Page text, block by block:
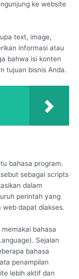
ke website
text, image,
informasi atau
bahwa isi konten
tujuan bisnis Anda.
bahasa program.
sebagai scripts
dalam
perintah yang
web dapat diakses.
bahasa
Sejalan
bahasa
penampilan
lebih aktif dan